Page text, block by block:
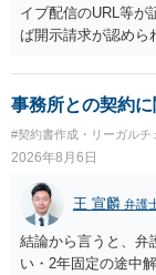
イブ配信のURL等が
ば開示請求が認めら
事務所との契約に
#契約書作成・リーガルチ
2026年8月6日
王 宣麟 弁護
結論から言うと、弁
い・2年固定の途中